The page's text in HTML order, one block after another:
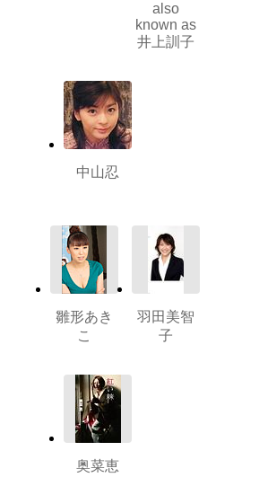
also
known as
井上訓子
中山忍
雛形あき
こ
羽田美智
子
奥菜恵